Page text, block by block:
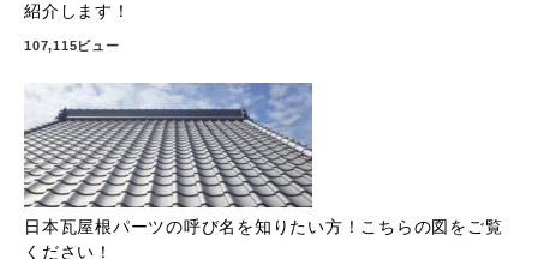
紹介します！
107,115ビュー
日本瓦屋根パーツの呼び名を知りたい方！こちらの図をご覧
ください！